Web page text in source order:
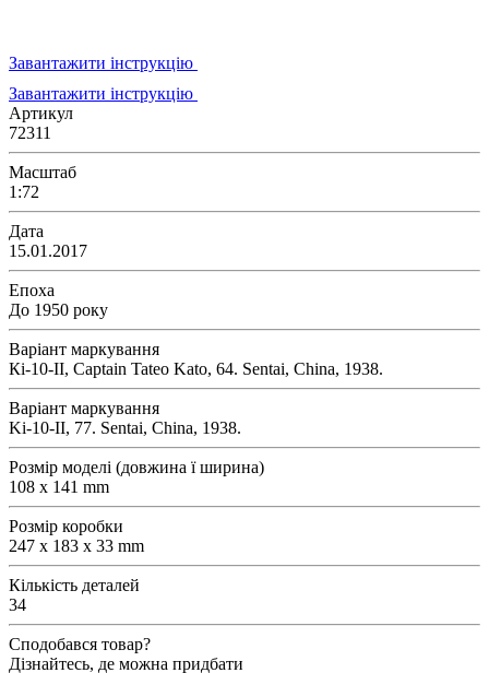
Завантажити інструкцію
Завантажити інструкцію
Артикул
72311
Масштаб
1:72
Дата
15.01.2017
Епоха
До 1950 року
Варіант маркування
Кi-10-II, Captain Tateo Kato, 64. Sentai, China, 1938.
Варіант маркування
Ki-10-II, 77. Sentai, China, 1938.
Розмір моделі (довжина ї ширина)
108 x 141 mm
Розмір коробки
247 x 183 x 33 mm
Кількість деталей
34
Сподобався товар?
Дізнайтесь, де можна придбати